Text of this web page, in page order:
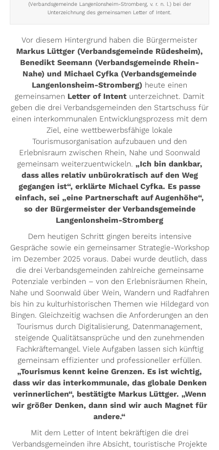
(Verbandsgemeinde Langenlonsheim-Stromberg, v. r. n. l.) bei der
Unterzeichnung des gemeinsamen Letter of Intent.
Vor diesem Hintergrund haben die Bürgermeister
Markus Lüttger (Verbandsgemeinde Rüdesheim),
Benedikt Seemann (Verbandsgemeinde Rhein-
Nahe) und Michael Cyfka (Verbandsgemeinde
Langenlonsheim-Stromberg) heute einen
gemeinsamen Letter of Intent unterzeichnet. Damit
geben die drei Verbandsgemeinden den Startschuss für
einen interkommunalen Entwicklungsprozess mit dem
Ziel, eine wettbewerbsfähige lokale
Tourismusorganisation aufzubauen und den
Erlebnisraum zwischen Rhein, Nahe und Soonwald
gemeinsam weiterzuentwickeln. „Ich bin dankbar,
dass alles relativ unbürokratisch auf den Weg
gegangen ist“, erklärte Michael Cyfka. Es passe
einfach, sei „eine Partnerschaft auf Augenhöhe“,
so der Bürgermeister der Verbandsgemeinde
Langenlonsheim-Stromberg
Dem heutigen Schritt gingen bereits intensive
Gespräche sowie ein gemeinsamer Strategie-Workshop
im Dezember 2025 voraus. Dabei wurde deutlich, dass
die drei Verbandsgemeinden zahlreiche gemeinsame
Potenziale verbinden – von den Erlebnisräumen Rhein,
Nahe und Soonwald über Wein, Wandern und Radfahren
bis hin zu kulturhistorischen Themen wie Hildegard von
Bingen. Gleichzeitig wachsen die Anforderungen an den
Tourismus durch Digitalisierung, Datenmanagement,
steigende Qualitätsansprüche und den zunehmenden
Fachkräftemangel. Viele Aufgaben lassen sich künftig
gemeinsam effizienter und professioneller erfüllen.
„Tourismus kennt keine Grenzen. Es ist wichtig,
dass wir das interkommunale, das globale Denken
verinnerlichen“, bestätigte Markus Lüttger. „Wenn
wir größer Denken, dann sind wir auch Magnet für
andere.“
Mit dem Letter of Intent bekräftigen die drei
Verbandsgemeinden ihre Absicht, touristische Projekte